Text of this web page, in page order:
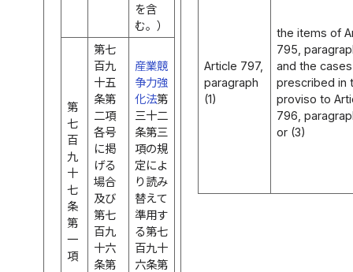
を含
む。）
第
七
百
九
十
七
条
第
一
項
第七
百九
十五
条第
二項
各号
に掲
げる
場合
及び
第七
百九
十六
条第
産業競
争力強
化法第
三十二
条第三
項の規
定によ
り読み
替えて
準用す
る第七
百九十
六条第
Article 797,
paragraph
(1)
the items of
795,
and the cases
prescribed in
proviso to
796,
or (3)